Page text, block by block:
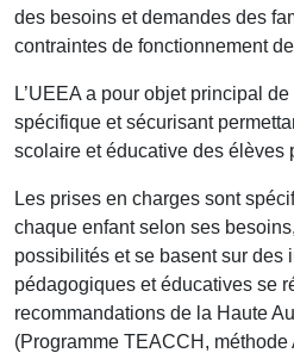
des besoins et demandes des
contraintes de fonctionnement de
L’UEEA a pour objet principal
spécifique et sécurisant
scolaire et éducative des élèves
Les prises en charges sont
chaque enfant selon ses
possibilités et se basent sur des
pédagogiques et éducatives se
recommandations de la Haute
(Programme TEACCH, méthode